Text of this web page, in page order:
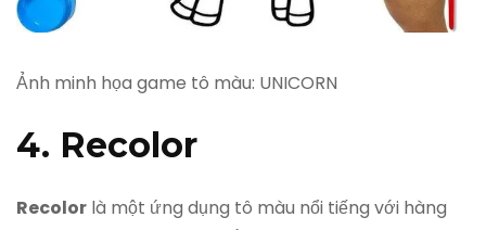
Ảnh minh họa game tô màu: UNICORN
4. Recolor
Recolor là một ứng dụng tô màu nổi tiếng với hàng